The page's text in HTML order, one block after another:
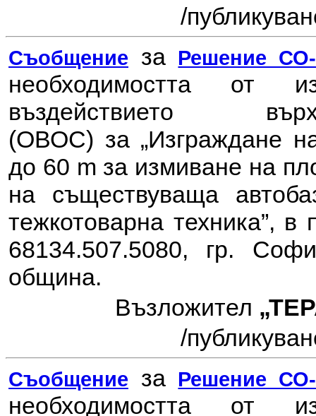
/
Съобщение за Решение СО-
необходимостта от
въздействието
(ОВОС) за „Изграждане
до 60 m за измиване на
на съществуваща
тежкотоварна техника”,
68134.507.5080, гр.
община.
Възложител
/
Съобщение за Решение СО-
необходимостта от